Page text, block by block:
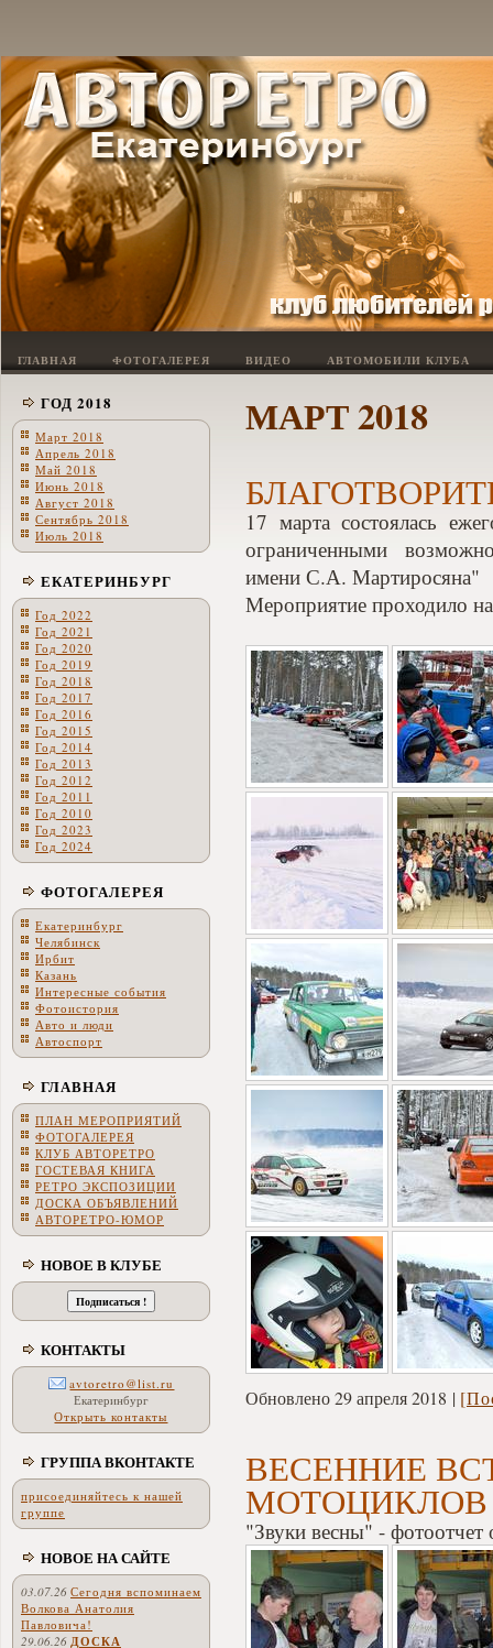
ГЛАВНАЯ ФОТОГАЛЕРЕЯ ВИДЕО АВТОМОБИЛИ КЛУБА
ГОД 2018
Март 2018
Апрель 2018
Май 2018
Июнь 2018
Август 2018
Сентябрь 2018
Июль 2018
ЕКАТЕРИНБУРГ
Год 2022
Год 2021
Год 2020
Год 2019
Год 2018
Год 2017
Год 2016
Год 2015
Год 2014
Год 2013
Год 2012
Год 2011
Год 2010
Год 2023
Год 2024
ФОТОГАЛЕРЕЯ
Екатеринбург
Челябинск
Ирбит
Казань
Интересные события
Фотоистория
Авто и люди
Автоспорт
ГЛАВНАЯ
ПЛАН МЕРОПРИЯТИЙ
ФОТОГАЛЕРЕЯ
КЛУБ АВТОРЕТРО
ГОСТЕВАЯ КНИГА
РЕТРО ЭКСПОЗИЦИИ
ДОСКА ОБЪЯВЛЕНИЙ
АВТОРЕТРО-ЮМОР
НОВОЕ В КЛУБЕ
КОНТАКТЫ
avtoretro@list.ru
Екатеринбург
Открыть контакты
ГРУППА ВКОНТАКТЕ
присоединяйтесь к нашей
группе
НОВОЕ НА САЙТЕ
03.07.26 Сегодня вспоминаем
Волкова Анатолия
Павловича!
29.06.26 ДОСКА
МАРТ 2018
17 марта состоялась
ограниченными
имени С.А. Мартиросяна"
Мероприятие проходило
Обновлено 29 апреля 2018
ВЕСЕННИЕ
МОТОЦИКЛОВ
"Звуки весны" -